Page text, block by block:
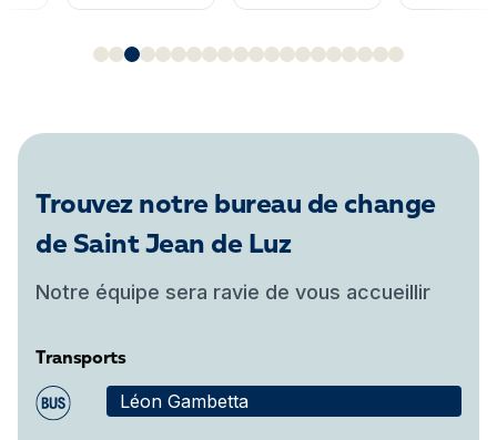
Trouvez notre bureau de change
de Saint Jean de Luz
Notre équipe sera ravie de vous accueillir
Transports
Léon Gambetta